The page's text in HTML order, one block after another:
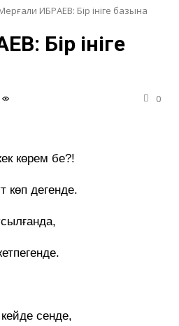
ИБРАЕВ: Бір ініге базына
Бір ініге
0
көрем бе?!
көп дегенде.
сенде,